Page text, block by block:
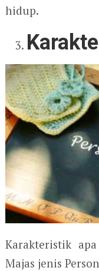
hidup.
Karakteristik
Majas jenis